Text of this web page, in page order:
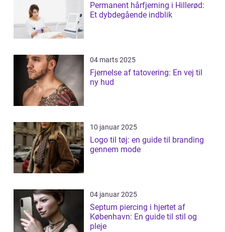
Permanent hårfjerning i Hillerød:
Et dybdegående indblik
04 marts 2025
Fjernelse af tatovering: En vej til
ny hud
10 januar 2025
Logo til tøj: en guide til branding
gennem mode
04 januar 2025
Septum piercing i hjertet af
København: En guide til stil og
pleje